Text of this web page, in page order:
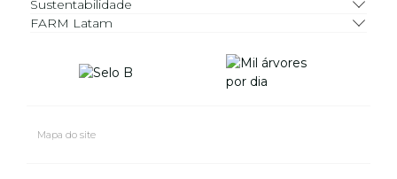
Sustentabilidade
FARM Latam
Mapa do site